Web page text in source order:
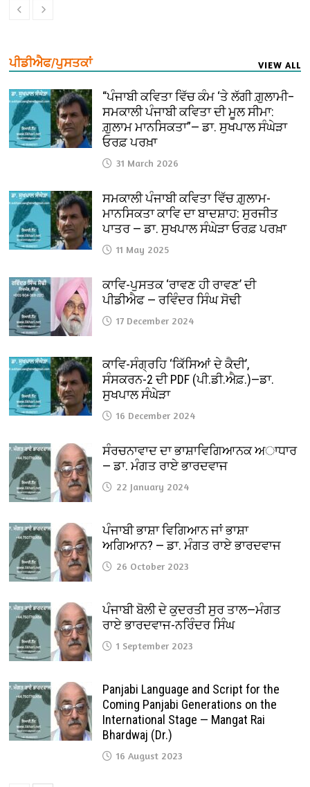
ਪੀਡੀਐਫ/ਪੁਸਤਕਾਂ VIEW ALL
“ਪੰਜਾਬੀ ਕਵਿਤਾ ਵਿੱਚ ਕੰਮ ‘ਤੇ ਲੱਗੀ ਗ਼ੁਲਾਮੀ–
ਸਮਕਾਲੀ ਪੰਜਾਬੀ ਕਵਿਤਾ ਦੀ ਮੂਲ ਸੀਮਾ:
ਗ਼ੁਲਾਮ ਮਾਨਸਿਕਤਾ”— ਡਾ. ਸੁਖਪਾਲ ਸੰਘੇੜਾ
ਓਰਫ਼ ਪਰਖ਼ਾ
31 March 2026
ਸਮਕਾਲੀ ਪੰਜਾਬੀ ਕਵਿਤਾ ਵਿੱਚ ਗ਼ੁਲਾਮ-
ਮਾਨਸਿਕਤਾ ਕਾਵਿ ਦਾ ਬਾਦਸ਼ਾਹ: ਸੁਰਜੀਤ
ਪਾਤਰ — ਡਾ. ਸੁਖਪਾਲ ਸੰਘੇੜਾ ਓਰਫ਼ ਪਰਖ਼ਾ
11 May 2025
ਕਾਵਿ-ਪੁਸਤਕ ‘ਰਾਵਣ ਹੀ ਰਾਵਣ’ ਦੀ
ਪੀਡੀਐਫ — ਰਵਿੰਦਰ ਸਿੰਘ ਸੋਢੀ
17 December 2024
ਕਾਵਿ-ਸੰਗ੍ਰਹਿ ‘ਕਿੱਸਿਆਂ ਦੇ ਕੈਦੀ’,
ਸੰਸਕਰਨ-2 ਦੀ PDF (ਪੀ.ਡੀ.ਐਫ਼.)—ਡਾ.
ਸੁਖਪਾਲ ਸੰਘੇੜਾ
16 December 2024
ਸੰਰਚਨਾਵਾਦ ਦਾ ਭਾਸ਼ਾਵਿਗਿਆਨਕ ਅਾਧਾਰ
— ਡਾ. ਮੰਗਤ ਰਾਏ ਭਾਰਦਵਾਜ
22 January 2024
ਪੰਜਾਬੀ ਭਾਸ਼ਾ ਵਿਗਿਆਨ ਜਾਂ ਭਾਸ਼ਾ
ਅਗਿਆਨ? — ਡਾ. ਮੰਗਤ ਰਾਏ ਭਾਰਦਵਾਜ
26 October 2023
ਪੰਜਾਬੀ ਬੋਲੀ ਦੇ ਕੁਦਰਤੀ ਸੁਰ ਤਾਲ—ਮੰਗਤ
ਰਾਏ ਭਾਰਦਵਾਜ-ਨਰਿੰਦਰ ਸਿੰਘ
1 September 2023
Panjabi Language and Script for the
Coming Panjabi Generations on the
International Stage — Mangat Rai
Bhardwaj (Dr.)
16 August 2023